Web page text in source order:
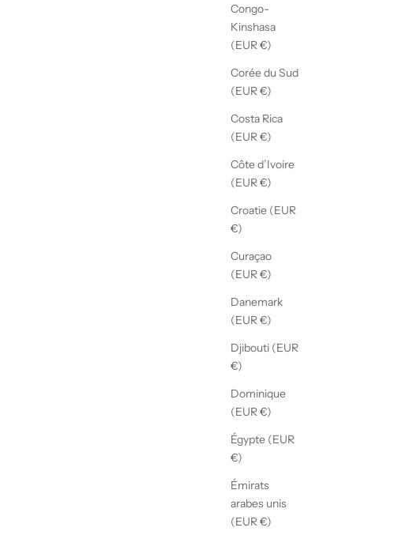
Congo-
Kinshasa
(EUR €)
Corée du Sud
(EUR €)
Costa Rica
(EUR €)
Côte d’Ivoire
(EUR €)
Croatie (EUR
€)
Curaçao
(EUR €)
Danemark
(EUR €)
Djibouti (EUR
€)
Dominique
(EUR €)
Égypte (EUR
€)
Émirats
arabes unis
(EUR €)